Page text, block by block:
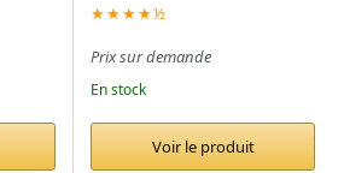
★★★★½
Prix sur demande
En stock
Voir le produit